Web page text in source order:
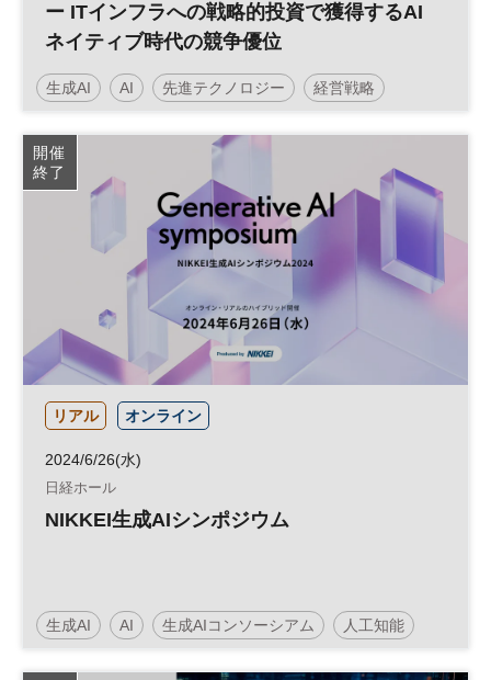
ー ITインフラへの戦略的投資で獲得するAI
ネイティブ時代の競争優位
生成AI AI 先進テクノロジー 経営戦略
日経オンラインセミナー
開催
終了
リアル オンライン
2024/6/26(水)
日経ホール
NIKKEI生成AIシンポジウム
生成AI AI 生成AIコンソーシアム 人工知能